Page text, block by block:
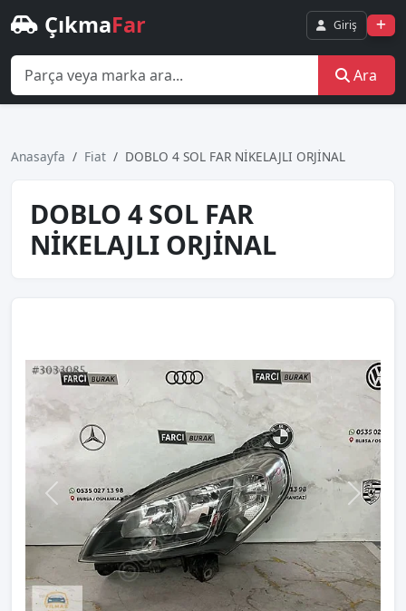
ÇıkmaFar Giriş
Ara
Anasayfa Fiat DOBLO 4 SOL FAR NİKELAJLI ORJİNAL
DOBLO 4 SOL FAR
NİKELAJLI ORJİNAL